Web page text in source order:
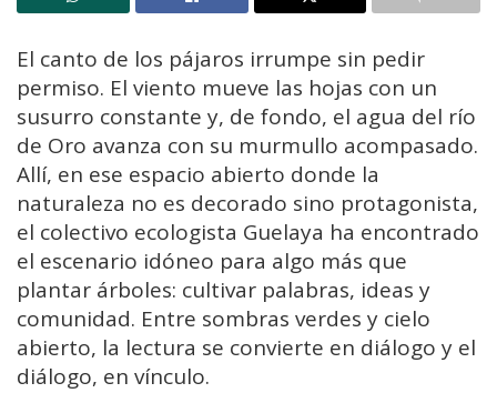
El canto de los pájaros irrumpe sin pedir
permiso. El viento mueve las hojas con un
susurro constante y, de fondo, el agua del río
de Oro avanza con su murmullo acompasado.
Allí, en ese espacio abierto donde la
naturaleza no es decorado sino protagonista,
el colectivo ecologista Guelaya ha encontrado
el escenario idóneo para algo más que
plantar árboles: cultivar palabras, ideas y
comunidad. Entre sombras verdes y cielo
abierto, la lectura se convierte en diálogo y el
diálogo, en vínculo.